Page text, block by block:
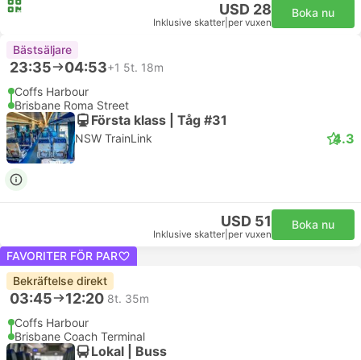
USD 28
Inklusive skatter per vuxen
Boka nu
Bästsäljare
23:35 04:53+1 5t. 18m
Coffs Harbour
Brisbane Roma Street
Första klass | Tåg #31
NSW TrainLink 4.3
USD 51
Inklusive skatter per vuxen
Boka nu
FAVORITER FÖR PAR
Bekräftelse direkt
03:45 12:20 8t. 35m
Coffs Harbour
Brisbane Coach Terminal
Lokal | Buss